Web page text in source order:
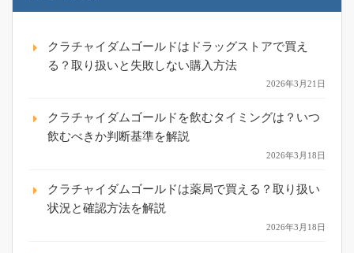
クラチャイダムゴールドはドラッグストアで買え
る？取り扱いと失敗しない購入方法
2026年3月21日
クラチャイダムゴールドを飲むタイミングは？いつ
飲むべきか判断基準を解説
2026年3月18日
クラチャイダムゴールドは薬局で買える？取り扱い
状況と確認方法を解説
2026年3月18日